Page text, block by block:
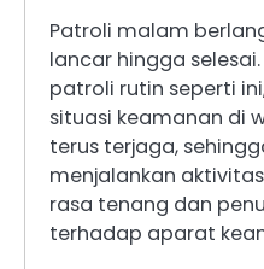
Patroli malam
lancar hingga
patroli rutin seperti
situasi keamanan di
terus terjaga,
menjalankan
rasa tenang dan
terhadap aparat